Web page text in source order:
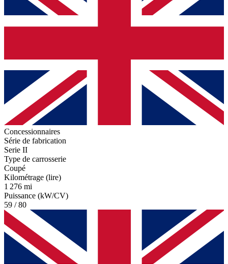
Concessionnaires
Série de fabrication
Serie II
Type de carrosserie
Coupé
Kilométrage (lire)
1 276 mi
Puissance (kW/CV)
59 / 80